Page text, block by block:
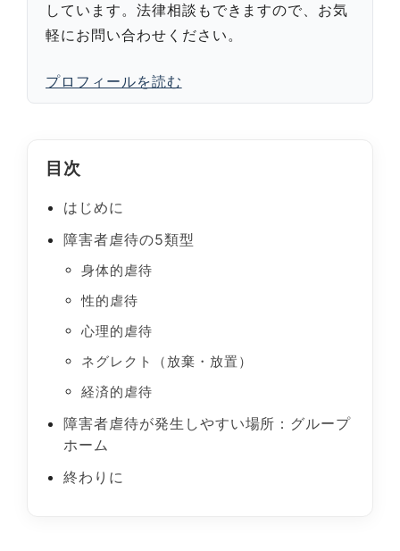
しています。法律相談もできますので、お気
軽にお問い合わせください。
プロフィールを読む
目次
はじめに
障害者虐待の5類型
身体的虐待
性的虐待
心理的虐待
ネグレクト（放棄・放置）
経済的虐待
障害者虐待が発生しやすい場所：グループ
ホーム
終わりに